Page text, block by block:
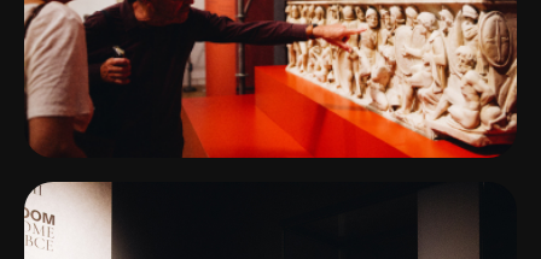
Studio leverde het grafische ontwerp.